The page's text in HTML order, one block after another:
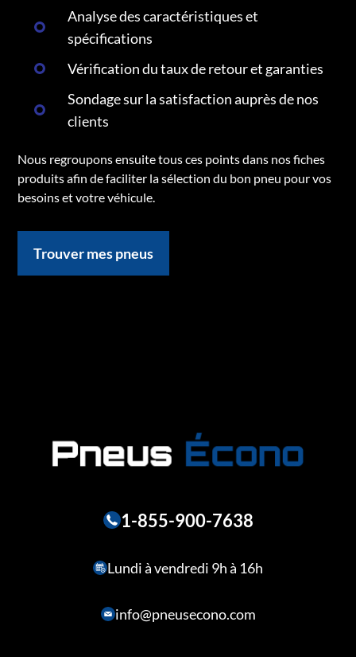
Analyse des caractéristiques et
spécifications
Vérification du taux de retour et garanties
Sondage sur la satisfaction auprès de nos
clients
Nous regroupons ensuite tous ces points dans nos fiches
produits afin de faciliter la sélection du bon pneu pour vos
besoins et votre véhicule.
Trouver mes pneus
1-855-900-7638
Lundi à vendredi 9h à 16h
info@pneusecono.com